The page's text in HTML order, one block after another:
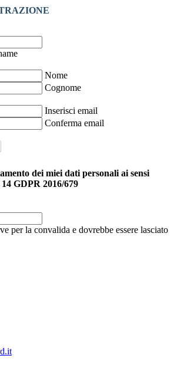
Nome
Cognome
Inserisci email
Conferma email
dei miei dati personali ai sensi
GDPR 2016/679
per la convalida e dovrebbe essere lasciato